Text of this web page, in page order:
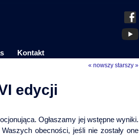
Kontakt
« nowszy starszy »
edycji
Ogłaszamy jej wstępne wyniki.
obecności, jeśli nie zostały one